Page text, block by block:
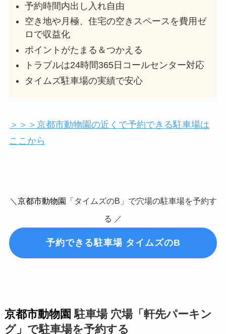
予約時間内出し入れ自由
空き地や月極、住宅の空きスペースを費用ゼ
ロで収益化
ポイントがたまる＆つかえる
トラブルは24時間365日コールセンター対応
タイムズ駐車場の実績で安心
＞＞＞京都市動物園の近くで予約できる駐車場は
ここから
＼ 京都市動物園 「タイムズのB」で穴場の駐車場を予約す
る ／
予約できる駐車場 タイムズのB
京都市動物園 駐車場 穴場「軒先パーキン
グ」で駐車場を予約する